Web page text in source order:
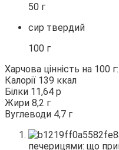
50 г
сир твердий
100 г
Харчова цінність на 100 г:
Калорії 139 ккал
Білки 11,64 р
Жири 8,2 г
Вуглеводи 4,7 г